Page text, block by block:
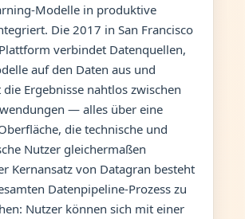
Modelle in produktive
Die 2017 in San Francisco
verbindet Datenquellen,
auf den Daten aus und
Ergebnisse nahtlos zwischen
— alles über eine
die technische und
Nutzer gleichermaßen
Kernansatz von Datagran besteht
Datenpipeline-Prozess zu
Nutzer können sich mit einer